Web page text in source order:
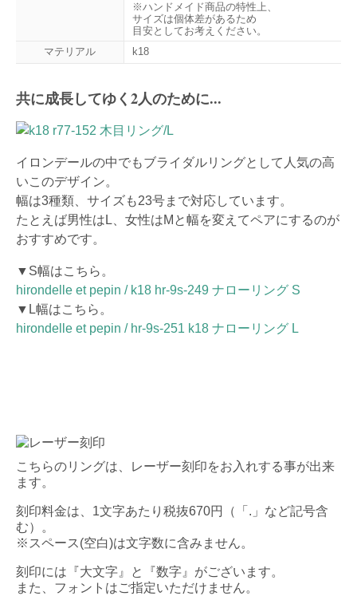
※ハンドメイド商品の特性上、
サイズは個体差があるため
目安としてお考えください。
マテリアル
k18
共に成長してゆく2人のために...
イロンデールの中でもブライダルリングとして人気の高
いこのデザイン。
幅は3種類、サイズも23号まで対応しています。
たとえば男性はL、女性はMと幅を変えてペアにするのが
おすすめです。
▼S幅はこちら。
hirondelle et pepin / k18 hr-9s-249 ナローリング S
▼L幅はこちら。
hirondelle et pepin / hr-9s-251 k18 ナローリング L
こちらのリングは、レーザー刻印をお入れする事が出来
ます。
刻印料金は、1文字あたり税抜670円（「.」など記号含
む）。
※スペース(空白)は文字数に含みません。
刻印には『大文字』と『数字』がございます。
また、フォントはご指定いただけません。